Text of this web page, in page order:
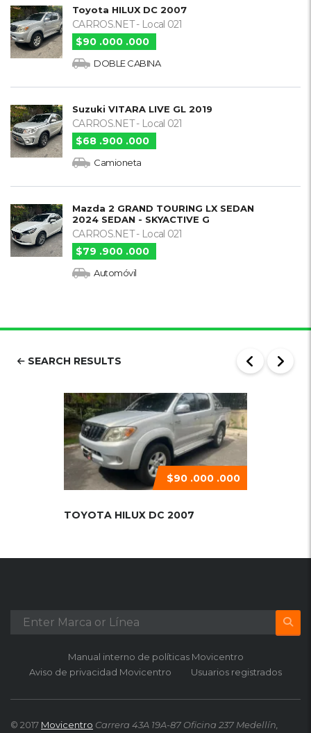
Toyota HILUX DC 2007
CARROS.NET - Local 021
$90 .000 .000
DOBLE CABINA
Suzuki VITARA LIVE GL 2019
CARROS.NET - Local 021
$68 .900 .000
Camioneta
Mazda 2 GRAND TOURING LX SEDAN
2024 SEDAN - SKYACTIVE G
CARROS.NET - Local 021
$79 .900 .000
Automóvil
SEARCH RESULTS
$90 .000 .000
TOYOTA HILUX DC 2007
Manual interno de políticas Movicentro
Aviso de privacidad Movicentro
Usuarios registrados
© 2017 Movicentro Carrera 43A 19A-87 Oficina 237 Medellín,